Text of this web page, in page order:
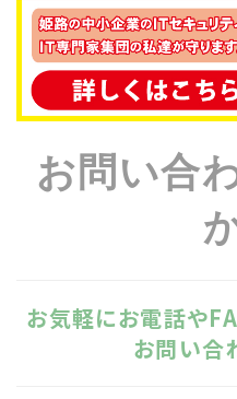
お問い合
お気軽にお電話や
お問い合